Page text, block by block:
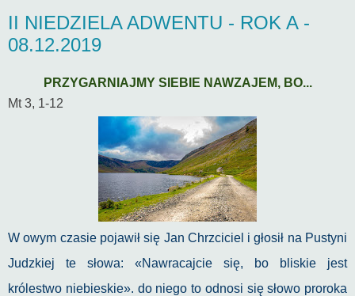
II NIEDZIELA ADWENTU - ROK A -
08.12.2019
PRZYGARNIAJMY SIEBIE NAWZAJEM, BO...
Mt 3, 1-12
W owym czasie pojawił się Jan Chrzciciel i głosił na Pustyni
Judzkiej te słowa: «Nawracajcie się, bo bliskie jest
królestwo niebieskie». do niego to odnosi się słowo proroka